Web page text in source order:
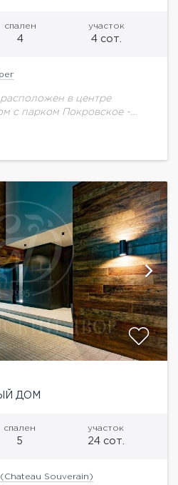
спален
4
участок
4 сот.
в центре
с парком Покровское -
ремонт делали
ДОМ
спален
5
участок
24 сот.
Souverain)